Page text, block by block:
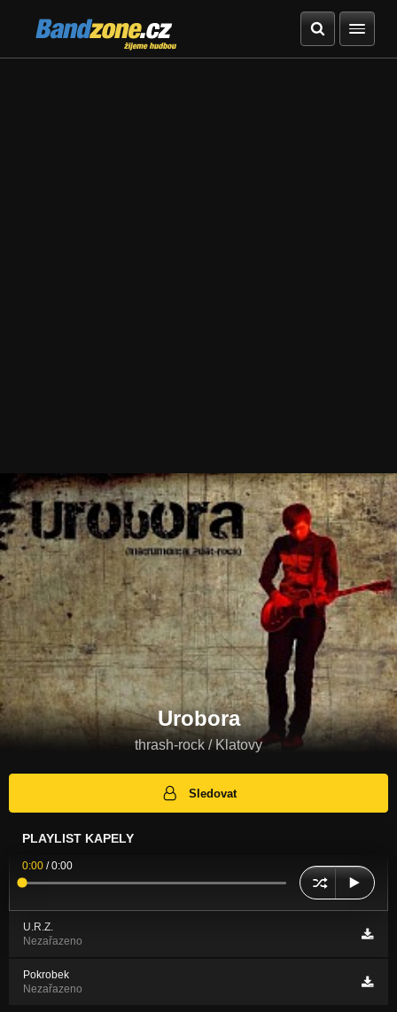
Bandzone.cz
žijeme hudbou
Urobora
thrash-rock / Klatovy
Sledovat
PLAYLIST KAPELY
0:00 /0:00
U.R.Z.
Nezařazeno
Pokrobek
Nezařazeno